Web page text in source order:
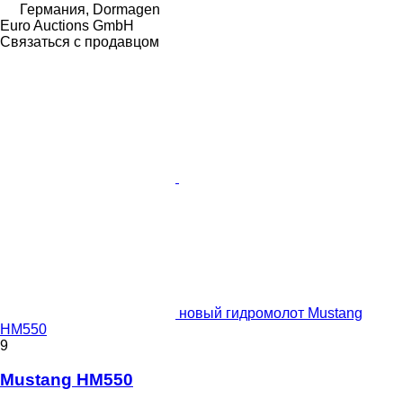
Германия, Dormagen
Euro Auctions GmbH
Связаться с продавцом
новый гидромолот Mustang
HM550
9
Mustang HM550